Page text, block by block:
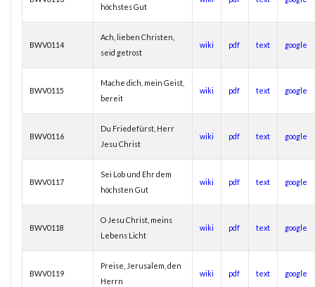
höchstes Gut
BWV0114
Ach, lieben Christen,
seid getrost
wiki pdf text google
BWV0115
Mache dich, mein Geist,
bereit
wiki pdf text google
BWV0116
Du Friedefürst, Herr
Jesu Christ
wiki pdf text google
BWV0117
Sei Lob und Ehr dem
höchsten Gut
wiki pdf text google
BWV0118
O Jesu Christ, meins
Lebens Licht
wiki pdf text google
BWV0119
Preise, Jerusalem, den
Herrn
wiki pdf text google